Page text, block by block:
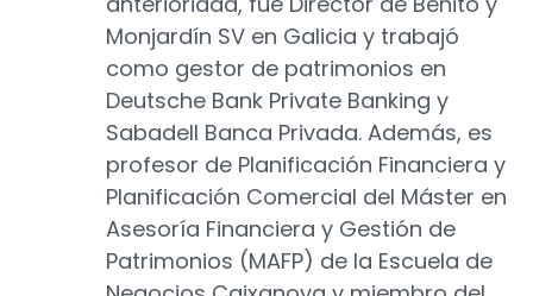
Monjardín SV en Galicia y trabajó
como gestor de patrimonios en
Deutsche Bank Private Banking y
Sabadell Banca Privada. Además, es
profesor de Planificación Financiera y
Planificación Comercial del Máster en
Asesoría Financiera y Gestión de
Patrimonios (MAFP) de la Escuela de